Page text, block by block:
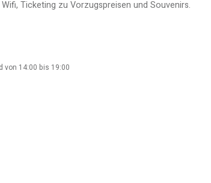
Ticketing zu Vorzugspreisen und Souvenirs.
von 14:00 bis 19:00